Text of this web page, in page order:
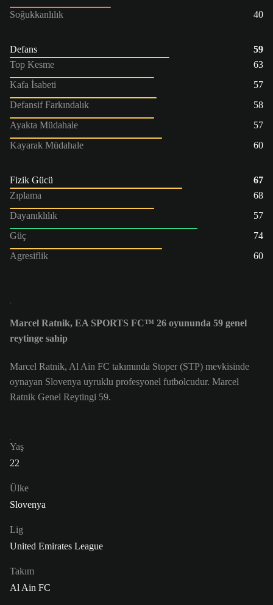
Soğukkanlılık
40
Defans
59
Top Kesme
63
Kafa İsabeti
57
Defansif Farkındalık
58
Ayakta Müdahale
57
Kayarak Müdahale
60
Fizik Gücü
67
Zıplama
68
Dayanıklılık
57
Güç
74
Agresiflik
60
Marcel Ratnik, EA SPORTS FC™ 26 oyununda 59 genel
reytinge sahip
Marcel Ratnik, Al Ain FC takımında Stoper (STP) mevkisinde
oynayan Slovenya uyruklu profesyonel futbolcudur. Marcel
Ratnik Genel Reytingi 59.
Yaş
22
Ülke
Slovenya
Lig
United Emirates League
Takım
Al Ain FC